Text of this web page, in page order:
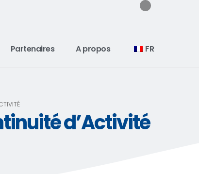
Partenaires A propos FR
d’Activité